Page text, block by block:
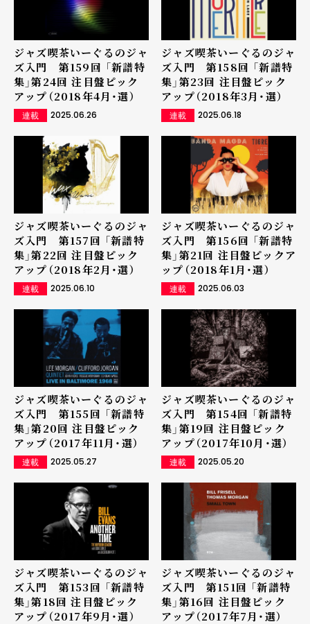
ジャズ喫茶いーぐるのジャ
ズ入門 第159回 「新譜特
集」第24回 注目盤ピック
アップ（2018年4月・選）
連載 2025.06.26
ジャズ喫茶いーぐるのジャ
ズ入門 第158回 「新譜特
集」第23回 注目盤ピック
アップ（2018年3月・選）
連載 2025.06.18
ジャズ喫茶いーぐるのジャ
ズ入門 第157回 「新譜特
集」第22回 注目盤ピック
アップ（2018年2月・選）
連載 2025.06.10
ジャズ喫茶いーぐるのジャ
ズ入門 第156回 「新譜特
集」第21回 注目盤ピックア
ップ（2018年1月・選）
連載 2025.06.03
ジャズ喫茶いーぐるのジャ
ズ入門 第155回 「新譜特
集」第20回 注目盤ピック
アップ（2017年11月・選）
連載 2025.05.27
ジャズ喫茶いーぐるのジャ
ズ入門 第154回 「新譜特
集」第19回 注目盤ピック
アップ（2017年10月・選）
連載 2025.05.20
ジャズ喫茶いーぐるのジャ
ズ入門 第153回 「新譜特
集」第18回 注目盤ピック
アップ（2017年9月・選）
ジャズ喫茶いーぐるのジャ
ズ入門 第151回 「新譜特
集」第16回 注目盤ピック
アップ（2017年7月・選）